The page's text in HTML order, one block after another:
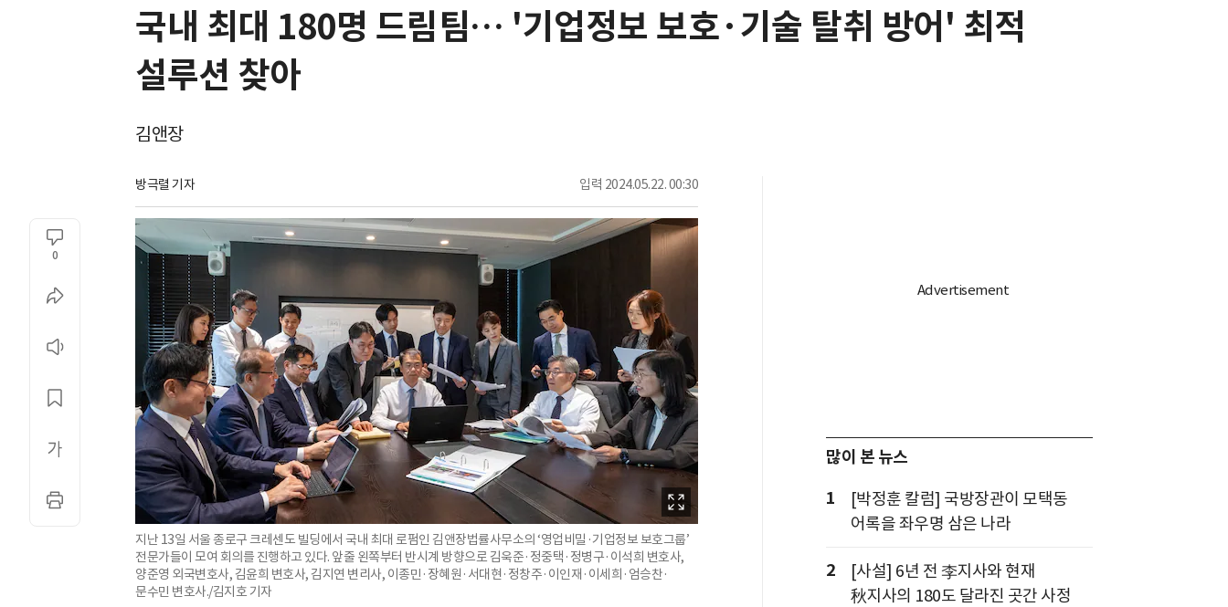
국내 최대 180명 드림팀… '기업정보 보호·기술 탈취 방어' 최적
설루션 찾아
김앤장
방극렬 기자 입력 2024.05.22. 00:30
0
지난 13일 서울 종로구 크레센도 빌딩에서 국내 최대 로펌인 김앤장법률사무소의 ‘영업비밀·기업정보 보호그룹’
전문가들이 모여 회의를 진행하고 있다. 앞줄 왼쪽부터 반시계 방향으로 김욱준·정중택·정병구·이석희 변호사,
양준영 외국변호사, 김윤희 변호사, 김지연 변리사, 이종민·장혜원·서대현·정창주·이인재·이세희·엄승찬·
문수민 변호사./김지호 기자
많이 본 뉴스
1
[박정훈 칼럼] 국방장관이 모택동
어록을 좌우명 삼은 나라
2
[사설] 6년 전 李지사와 현재
秋지사의 180도 달라진 곳간 사정